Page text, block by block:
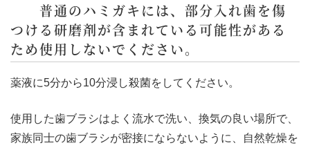
普通のハミガキには、部分入れ歯を傷
つける研磨剤が含まれている可能性がある
ため使用しないでください。
薬液に5分から10分浸し殺菌をしてください。
使用した歯ブラシはよく流水で洗い、換気の良い場所で、
家族同士の歯ブラシが密接にならないように、自然乾燥を